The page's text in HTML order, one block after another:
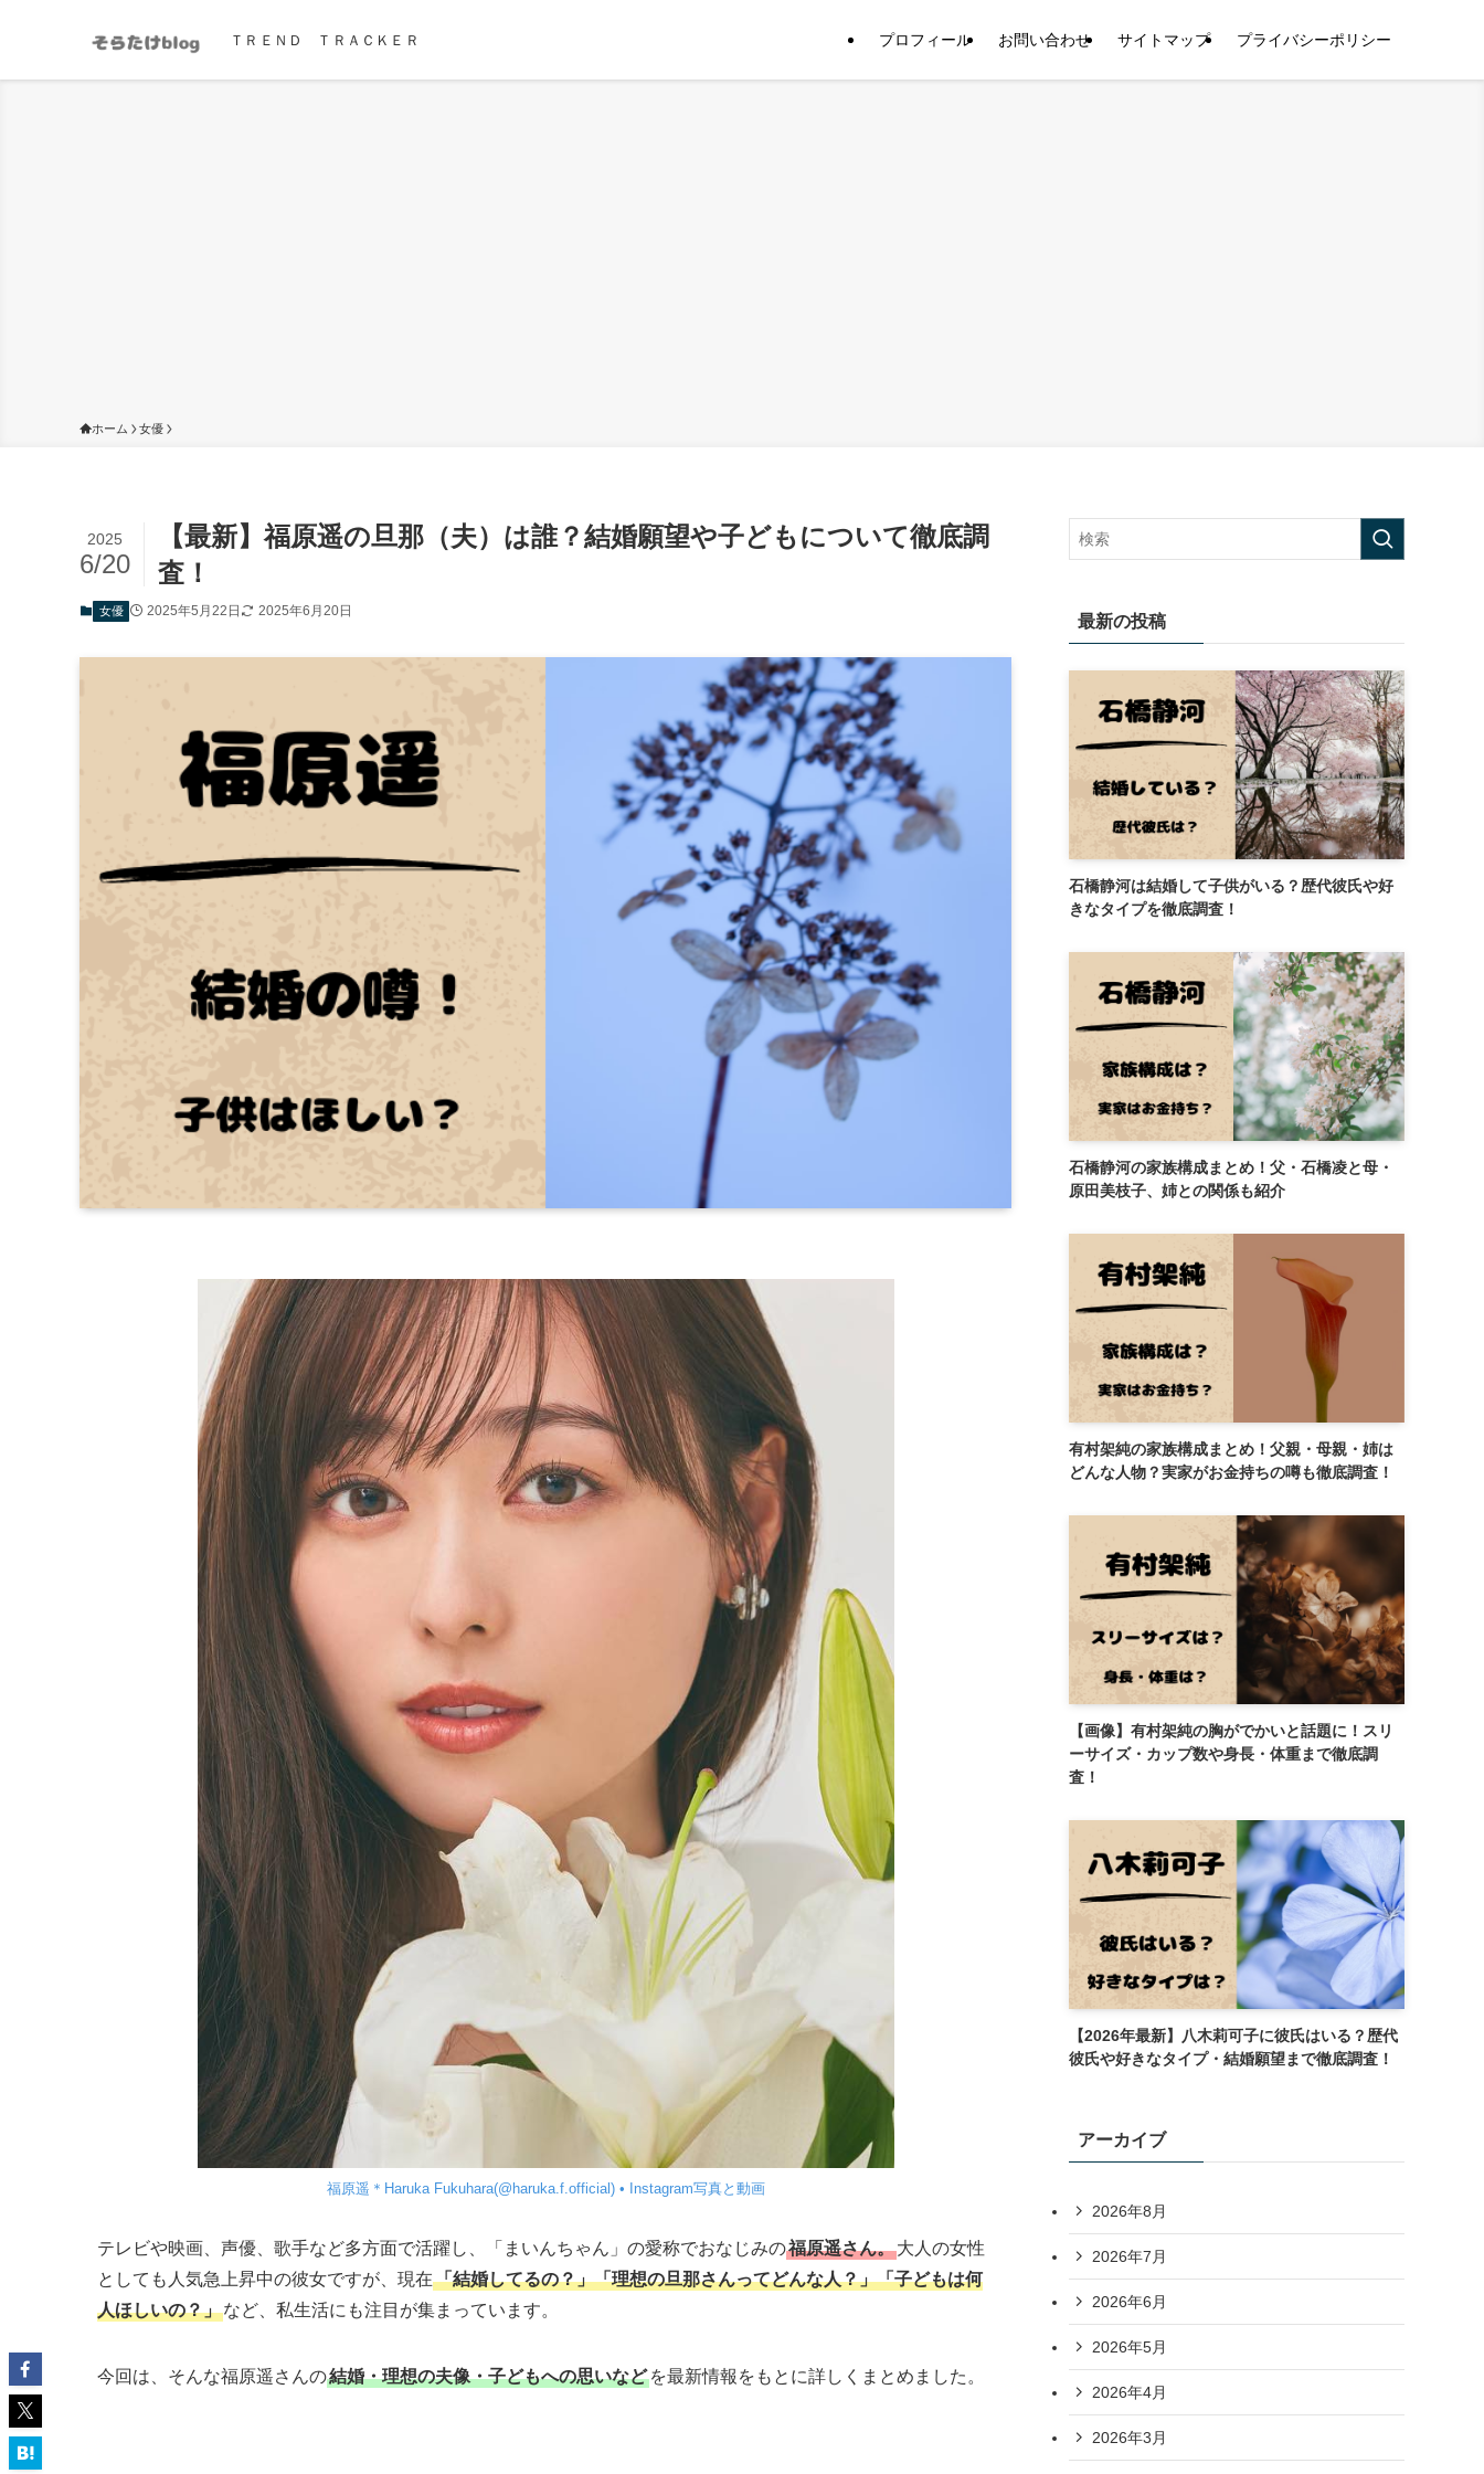
ＴＲＥＮＤ ＴＲＡＣＫＥＲ プロフィール お問い合わせ サイトマップ プライバシーポリシー
ホーム 女優
【最新】福原遥の旦那（夫）は誰？結婚願望や子どもについて徹底調
査！
2025
6/20
女優 2025年5月22日 2025年6月20日
福原遥＊Haruka Fukuhara(@haruka.f.official) • Instagram写真と動画
テレビや映画、声優、歌手など多方面で活躍し、「まいんちゃん」の愛称でおなじみの福原遥さん。大人の女性
としても人気急上昇中の彼女ですが、現在「結婚してるの？」「理想の旦那さんってどんな人？」「子どもは何
人ほしいの？」など、私生活にも注目が集まっています。
今回は、そんな福原遥さんの結婚・理想の夫像・子どもへの思いなど を最新情報をもとに詳しくまとめました。
最新の投稿
石橋静河は結婚して子供がいる？歴代彼氏や好
きなタイプを徹底調査！
石橋静河の家族構成まとめ！父・石橋凌と母・
原田美枝子、姉との関係も紹介
有村架純の家族構成まとめ！父親・母親・姉は
どんな人物？実家がお金持ちの噂も徹底調査！
【画像】有村架純の胸がでかいと話題に！スリ
ーサイズ・カップ数や身長・体重まで徹底調
査！
【2026年最新】八木莉可子に彼氏はいる？歴代
彼氏や好きなタイプ・結婚願望まで徹底調査！
アーカイブ
2026年8月
2026年7月
2026年6月
2026年5月
2026年4月
2026年3月